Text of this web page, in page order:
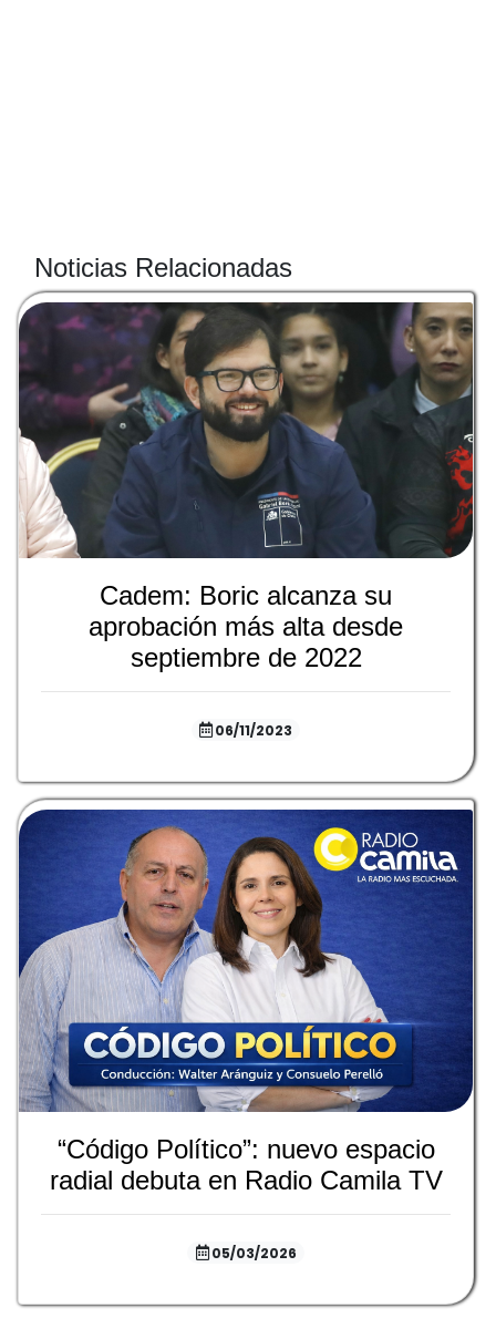
Noticias Relacionadas
Cadem: Boric alcanza su
aprobación más alta desde
septiembre de 2022
06/11/2023
“Código Político”: nuevo espacio
radial debuta en Radio Camila TV
05/03/2026